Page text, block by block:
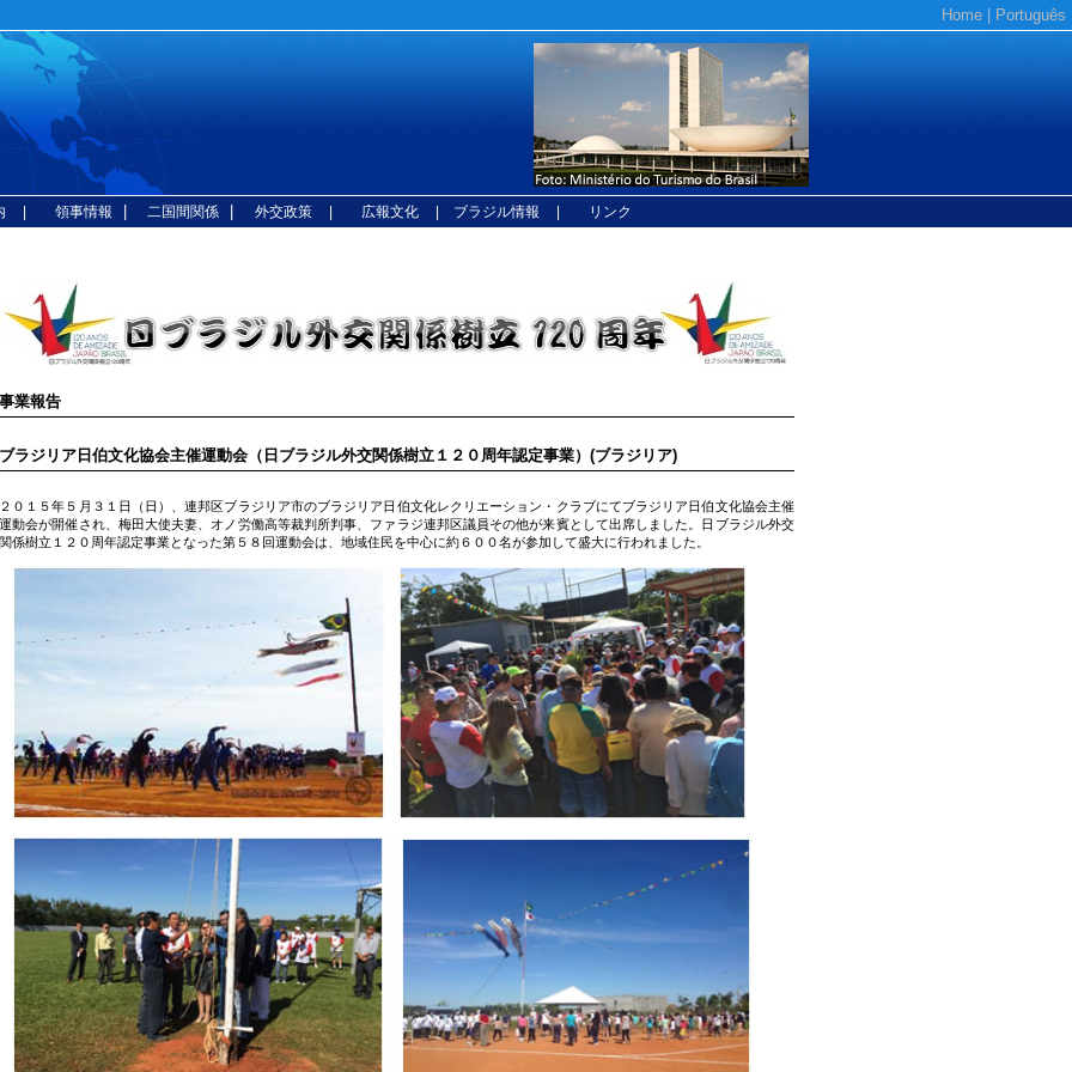
Home Português
| 領事情報 二国間関係 外交政策 | 広報文化 | ブラジル情報 | リンク
事業報告
ブラジリア日伯文化協会主催運動会（日ブラジル外交関係樹立１２０周年認定事業）(ブラジリア)
２０１５年５月３１日（日）、連邦区ブラジリア市のブラジリア日伯文化レクリエーション・クラブにてブラジリア日伯文化協会主催
運動会が開催され、梅田大使夫妻、オノ労働高等裁判所判事、ファラジ連邦区議員その他が来賓として出席しました。日ブラジル外交
関係樹立１２０周年認定事業となった第５８回運動会は、地域住民を中心に約６００名が参加して盛大に行われました。